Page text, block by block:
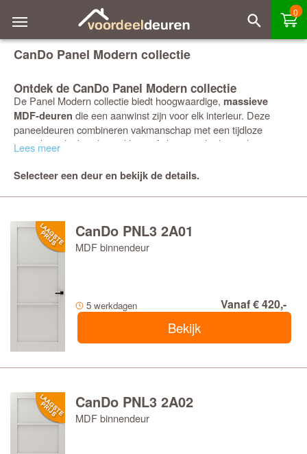
0
CanDo Panel Modern collectie
Ontdek de CanDo Panel Modern collectie
De Panel Modern collectie biedt hoogwaardige, massieve
MDF-deuren die een aanwinst zijn voor elk interieur. Deze
paneeldeuren combineren vakmanschap met een tijdloze
uitstraling, dankzij de strakke profielen aan de deurstijlen in
Flexibele glasopties
Bestel je een deur met een glasopening, dan leveren we deze
optimale bescherming los meegeleverd, maar je kunt er ook
voor kiezen om het glas tegen een meerprijs direct in de fabriek
te laten monteren door CanDo.
Alle Panel Modern
wittegrondverf, klaar om afgelakt te worden in de kleur van
jouw keuze. Met het
duurzaam bosbeheer. Bovendien profiteer je van 10 jaar
garantie en een snelle levertijd van slechts 5 werkdagen.
Lees meer
Selecteer een deur en bekijk de details.
CanDo PNL3 2A01
MDF binnendeur
5 werkdagen Vanaf € 420,-
Bekijk
CanDo PNL3 2A02
MDF binnendeur